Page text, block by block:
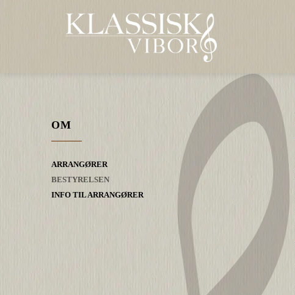
OM
ARRANGØRER
BESTYRELSEN
INFO TIL ARRANGØRER